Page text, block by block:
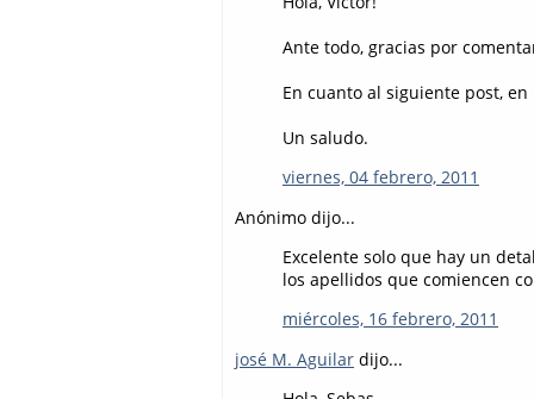
Ante todo, gracias por
En cuanto al siguiente post,
Un saludo.
viernes, 04 febrero, 2011
Anónimo dijo...
Excelente solo que hay un
los apellidos que comiencen
miércoles, 16 febrero, 2011
josé M. Aguilar dijo...